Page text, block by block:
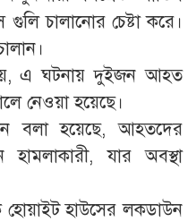
চালানোর চেষ্টা করে।
এ ঘটনায় দুইজন আহত
নেওয়া হয়েছে।
বলা হয়েছে, আহতদের
যার অবস্থা
হোয়াইট হাউসের লকডাউন